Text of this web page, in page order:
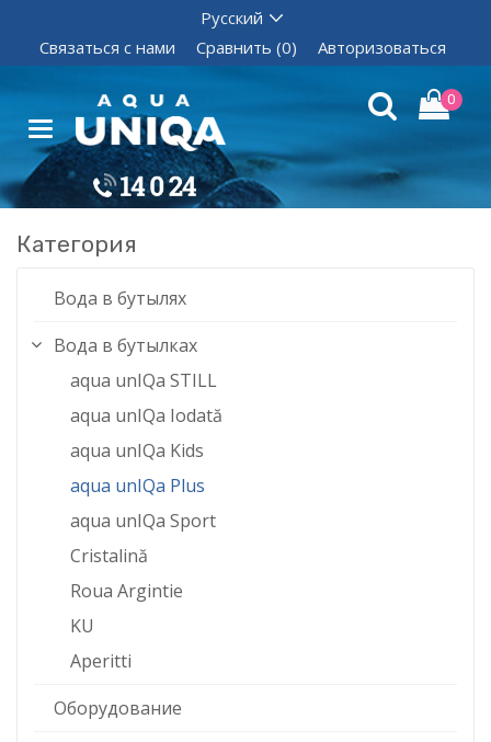
Связаться с нами Сравнить (0) Авторизоваться
0
Категория
Вода в бутылях
Вода в бутылках
aqua unIQa STILL
aqua unIQa Iodată
aqua unIQa Kids
aqua unIQa Plus
aqua unIQa Sport
Cristalină
Roua Argintie
KU
Aperitti
Оборудование